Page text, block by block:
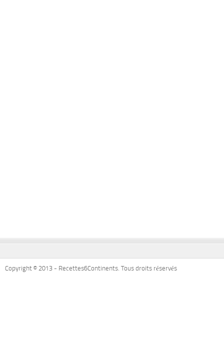
Copyright © 2013 - Recettes6Continents. Tous droits réservés